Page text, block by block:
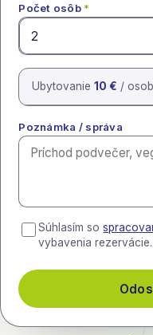
Počet osôb *
Ubytovanie 10 € /
Poznámka / správa
Súhlasím so
vybavenia rezervácie.